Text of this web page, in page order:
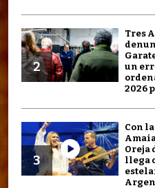
2
Tres
un
2026
3
Con
Oreja
llega